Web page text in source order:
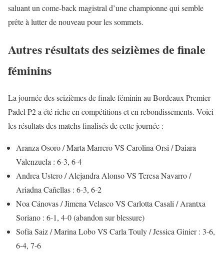
saluant un come-back magistral d’une championne qui semble
prête à lutter de nouveau pour les sommets.
Autres résultats des seizièmes de finale
féminins
La journée des seizièmes de finale féminin au Bordeaux Premier
Padel P2 a été riche en compétitions et en rebondissements. Voici
les résultats des matchs finalisés de cette journée :
Aranza Osoro / Marta Marrero VS Carolina Orsi / Daiara
Valenzuela : 6-3, 6-4
Andrea Ustero / Alejandra Alonso VS Teresa Navarro /
Ariadna Cañellas : 6-3, 6-2
Noa Cánovas / Jimena Velasco VS Carlotta Casali / Arantxa
Soriano : 6-1, 4-0 (abandon sur blessure)
Sofía Saiz / Marina Lobo VS Carla Touly / Jessica Ginier : 3-6,
6-4, 7-6